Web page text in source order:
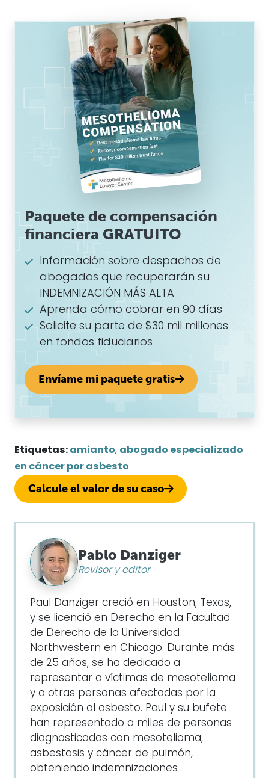
Paquete de compensación
financiera GRATUITO
Información sobre despachos de
abogados que recuperarán su
INDEMNIZACIÓN MÁS ALTA
Aprenda cómo cobrar en 90 días
Solicite su parte de $30 mil millones
en fondos fiduciarios
Envíame mi paquete gratis
Etiquetas: amianto, abogado especializado
en cáncer por asbesto
Calcule el valor de su caso
Pablo Danziger
Revisor y editor
Paul Danziger creció en Houston, Texas,
y se licenció en Derecho en la Facultad
de Derecho de la Universidad
Northwestern en Chicago. Durante más
de 25 años, se ha dedicado a
representar a víctimas de mesotelioma
y a otras personas afectadas por la
exposición al asbesto. Paul y su bufete
han representado a miles de personas
diagnosticadas con mesotelioma,
asbestosis y cáncer de pulmón,
obteniendo indemnizaciones